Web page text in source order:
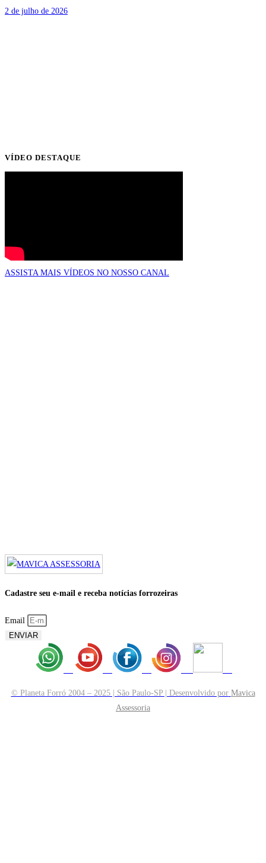
2 de julho de 2026
VÍDEO DESTAQUE
ASSISTA MAIS VÍDEOS NO NOSSO CANAL
Cadastre seu e-mail e receba notícias forrozeiras
Email
ENVIAR
© Planeta Forró 2004 – 2025 | São Paulo-SP | Desenvolvido por Mavica
Assessoria